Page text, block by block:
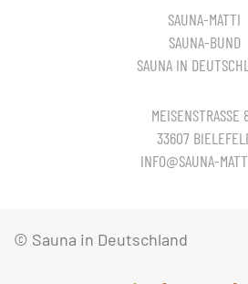
SAUNA-MATTI
SAUNA-BUND
SAUNA IN
MEISENSTRASSE
33607
INFO@SAUNA-
© Sauna in Deutschland